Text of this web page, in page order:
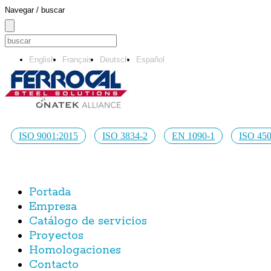
Navegar / buscar
English Français Deutsch Español
ISO 9001:2015 ISO 3834-2 EN 1090-1 ISO
Portada
Empresa
Catálogo de servicios
Proyectos
Homologaciones
Contacto